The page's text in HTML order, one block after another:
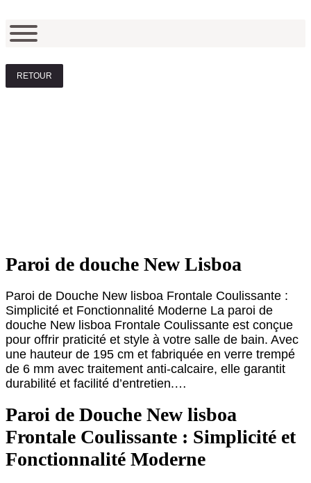
RETOUR
Paroi de douche New Lisboa
Paroi de Douche New lisboa Frontale Coulissante :
Simplicité et Fonctionnalité Moderne La paroi de
douche New lisboa Frontale Coulissante est conçue
pour offrir praticité et style à votre salle de bain. Avec
une hauteur de 195 cm et fabriquée en verre trempé
de 6 mm avec traitement anti-calcaire, elle garantit
durabilité et facilité d’entretien.…
Paroi de Douche New lisboa
Frontale Coulissante : Simplicité et
Fonctionnalité Moderne